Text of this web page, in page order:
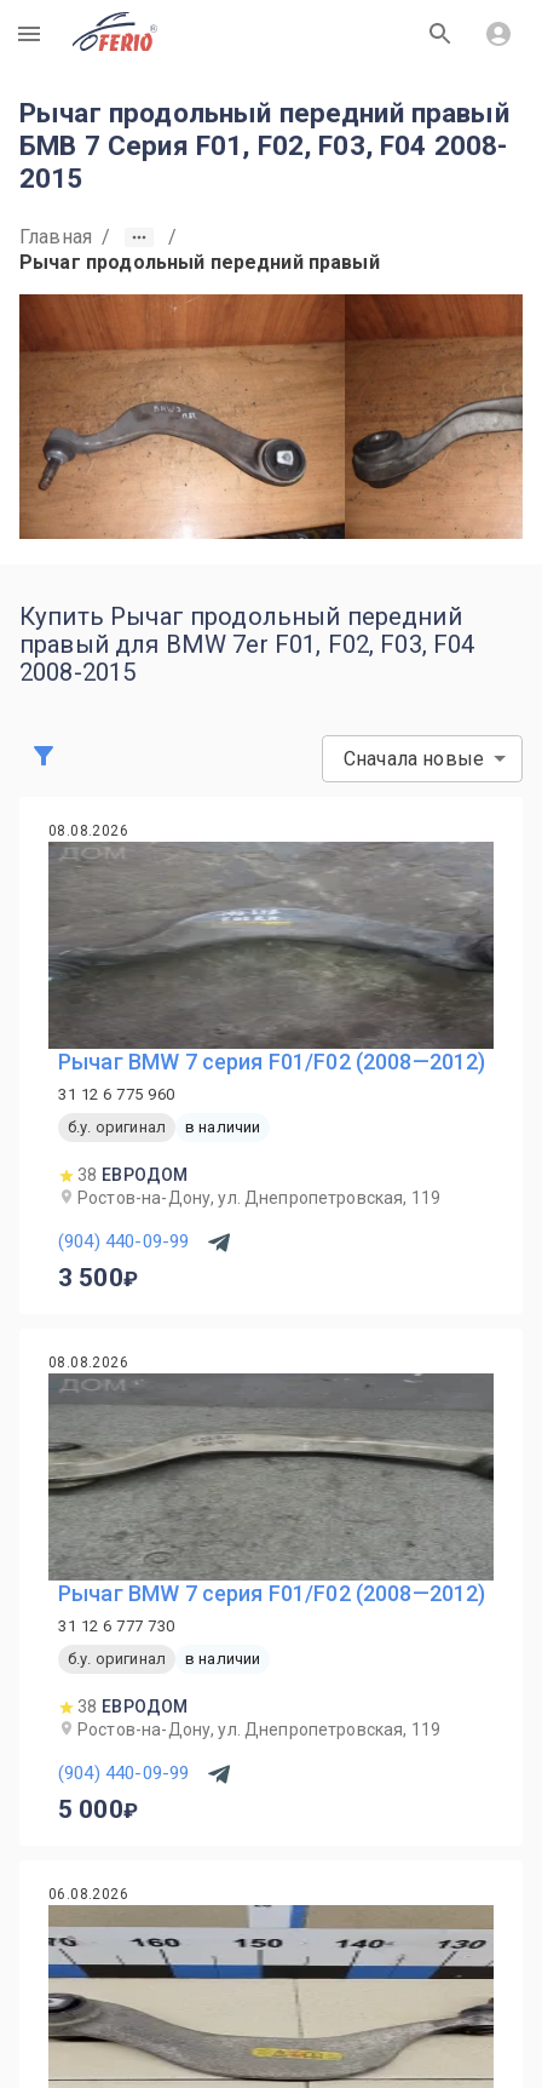
R
Рычаг продольный передний правый
БМВ 7 Серия F01, F02, F03, F04 2008-
2015
Главная /
/
Рычаг продольный передний правый
Купить Рычаг продольный передний
правый для BMW 7er F01, F02, F03, F04
2008-2015
Сначала новые
08.08.2026
Рычаг BMW 7 серия F01/F02 (2008—2012)
31 12 6 775 960
б.у. оригинал
в наличии
38 ЕВРОДОМ
Ростов-на-Дону, ул. Днепропетровская, 119
(904) 440-09-99
3 500
08.08.2026
Рычаг BMW 7 серия F01/F02 (2008—2012)
31 12 6 777 730
б.у. оригинал
в наличии
38 ЕВРОДОМ
Ростов-на-Дону, ул. Днепропетровская, 119
(904) 440-09-99
5 000
06.08.2026